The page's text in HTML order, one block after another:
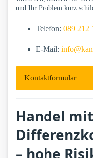
und Ihr Problem kurz
Telefon: 089 212
E-Mail:
Kontaktformular
Handel mit
– hohe